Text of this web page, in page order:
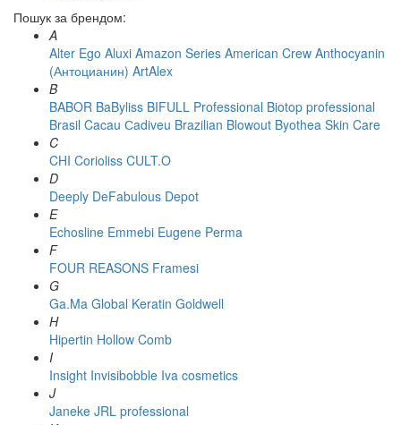
Пошук за брендом:
A
Alter Ego Aluxi Amazon Series American Crew Anthocyanin
(Антоцианин) ArtAlex
B
BABOR BaByliss BIFULL Professional Biotop professional
Brasil Cacau Сadiveu Brazilian Blowout Byothea Skin Care
C
CHI Corioliss CULT.O
D
Deeply DeFabulous Depot
E
Echosline Emmebi Eugene Perma
F
FOUR REASONS Framesi
G
Ga.Ma Global Keratin Goldwell
H
Hipertin Hollow Comb
I
Insight Invisibobble Iva cosmetics
J
Janeke JRL professional